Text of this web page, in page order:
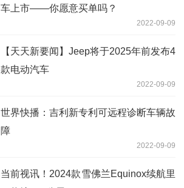
车上市——你愿意买单吗？
2022-09-09
【天天新要闻】Jeep将于2025年前发布4
款电动汽车
2022-09-09
世界快播：吉利新专利可远程诊断车辆故
障
2022-09-09
当前视讯！2024款雪佛兰Equinox续航里